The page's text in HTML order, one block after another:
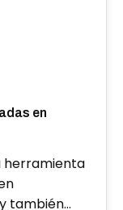
en
herramienta
también…